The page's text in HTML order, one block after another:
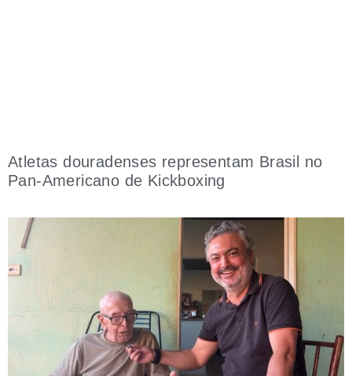
Atletas douradenses representam Brasil no
Pan-Americano de Kickboxing